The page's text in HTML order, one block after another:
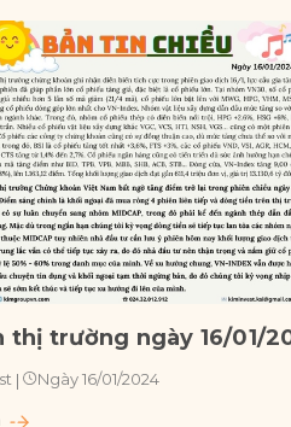
thị trường ngày 16/01/
| Ngày 16/01/2024